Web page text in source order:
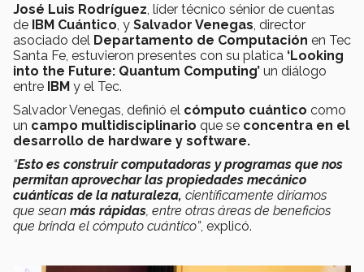
José Luis Rodríguez , líder técnico sénior de cuentas
de IBM Cuántico , y Salvador Venegas , director
asociado del Departamento de Computación en Tec
Santa Fe, estuvieron presentes con su platica ‘Looking
into the Future: Quantum Computing’ un diálogo
entre IBM y el Tec.
Salvador Venegas, definió el cómputo cuántico como
un campo multidisciplinario que se concentra en el
desarrollo de hardware y software.
“Esto es construir computadoras y programas que nos
permitan aprovechar las propiedades mecánico
cuánticas de la naturaleza, científicamente diríamos
que sean más rápidas , entre otras áreas de beneficios
que brinda el cómputo cuántico”, explicó.